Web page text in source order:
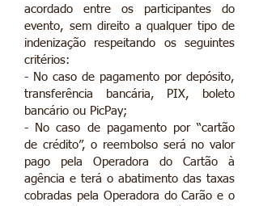
acordado entre os participantes do
evento, sem direito a qualquer tipo de
indenização respeitando os seguintes
critérios:
- No caso de pagamento por depósito,
transferência bancária, PIX, boleto
bancário ou PicPay;
- No caso de pagamento por “cartão
de crédito”, o reembolso será no valor
pago pela Operadora do Cartão à
agência e terá o abatimento das taxas
cobradas pela Operadora do Carão e o